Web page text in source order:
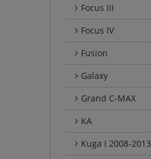
Focus III
Focus IV
Fusion
Galaxy
Grand C-MAX
KA
Kuga I 2008-2013